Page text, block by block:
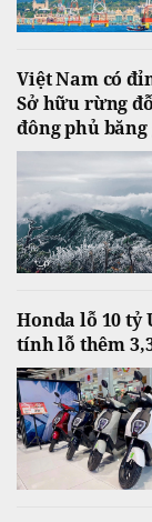
Việt Nam có
Sở hữu rừng
đông phủ
Honda lỗ 10 tỷ
tính lỗ thêm